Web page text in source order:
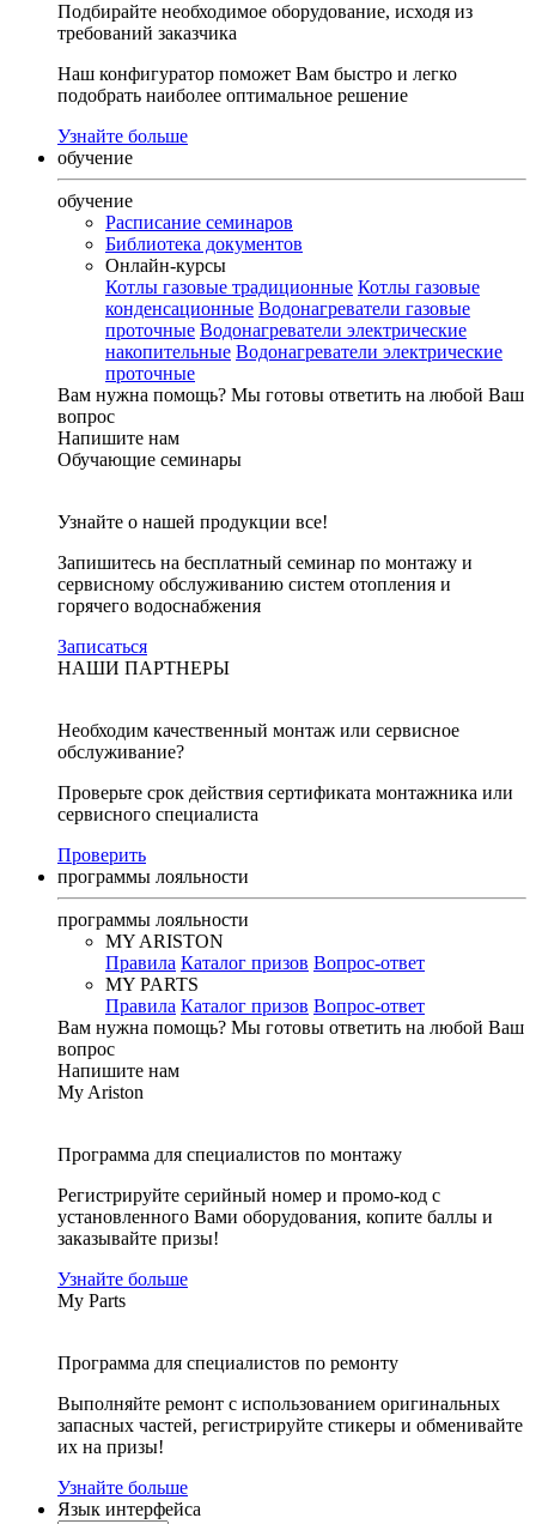
Подбирайте необходимое оборудование, исходя из
требований заказчика
Наш конфигуратор поможет Вам быстро и легко
подобрать наиболее оптимальное решение
Узнайте больше
обучение
обучение
Расписание семинаров
Библиотека документов
Онлайн-курсы
Котлы газовые традиционные Котлы газовые
конденсационные Водонагреватели газовые
проточные Водонагреватели электрические
накопительные Водонагреватели электрические
проточные
Вам нужна помощь? Мы готовы ответить на любой Ваш
вопрос
Напишите нам
Обучающие семинары
Узнайте о нашей продукции все!
Запишитесь на бесплатный семинар по монтажу и
сервисному обслуживанию систем отопления и
горячего водоснабжения
Записаться
НАШИ ПАРТНЕРЫ
Необходим качественный монтаж или сервисное
обслуживание?
Проверьте срок действия сертификата монтажника или
сервисного специалиста
Проверить
программы лояльности
программы лояльности
MY ARISTON
Правила Каталог призов Вопрос-ответ
MY PARTS
Правила Каталог призов Вопрос-ответ
Вам нужна помощь? Мы готовы ответить на любой Ваш
вопрос
Напишите нам
My Ariston
Программа для специалистов по монтажу
Регистрируйте серийный номер и промо-код с
установленного Вами оборудования, копите баллы и
заказывайте призы!
Узнайте больше
My Parts
Программа для специалистов по ремонту
Выполняйте ремонт с использованием оригинальных
запасных частей, регистрируйте стикеры и обменивайте
их на призы!
Узнайте больше
Язык интерфейса